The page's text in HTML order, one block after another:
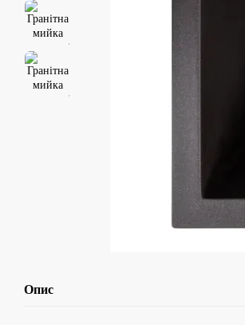
Опис